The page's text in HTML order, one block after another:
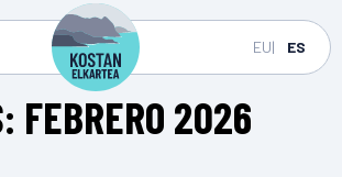
EU ES
FEBRERO 2026